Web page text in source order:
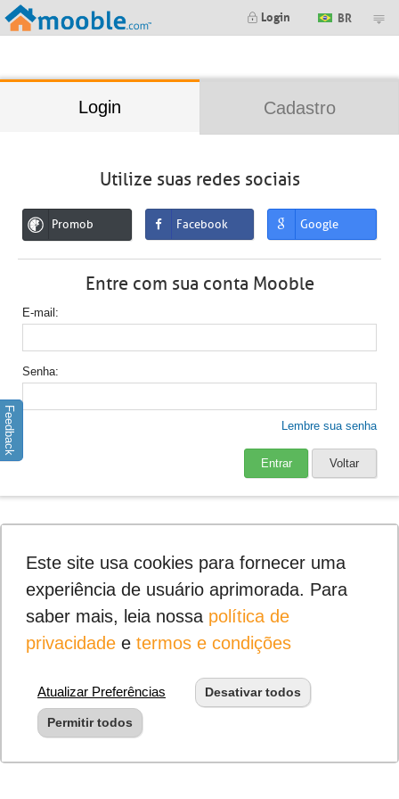
Login BR
Login Cadastro
Utilize suas redes sociais
Promob Facebook Google
Entre com sua conta Mooble
E-mail
Senha
Lembre sua senha
Entrar Voltar
Feedback
Este site usa cookies para fornecer uma
experiência de usuário aprimorada. Para
saber mais, leia nossa política de
privacidadee termos e condições
Atualizar Preferências Desativar todos
Permitir todos